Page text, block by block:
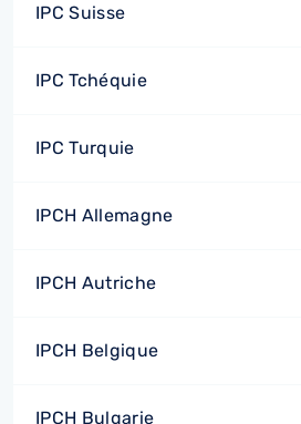
IPC Suisse
IPC Tchéquie
IPC Turquie
IPCH Allemagne
IPCH Autriche
IPCH Belgique
IPCH Bulgarie